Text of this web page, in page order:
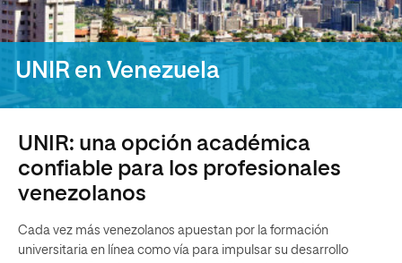
UNIR en Venezuela
UNIR: una opción académica
confiable para los profesionales
venezolanos
Cada vez más venezolanos apuestan por la formación
universitaria en línea como vía para impulsar su desarrollo